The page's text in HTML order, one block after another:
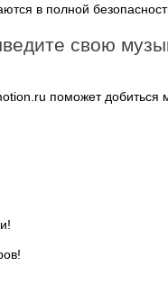
в полной
свою
поможет добиться